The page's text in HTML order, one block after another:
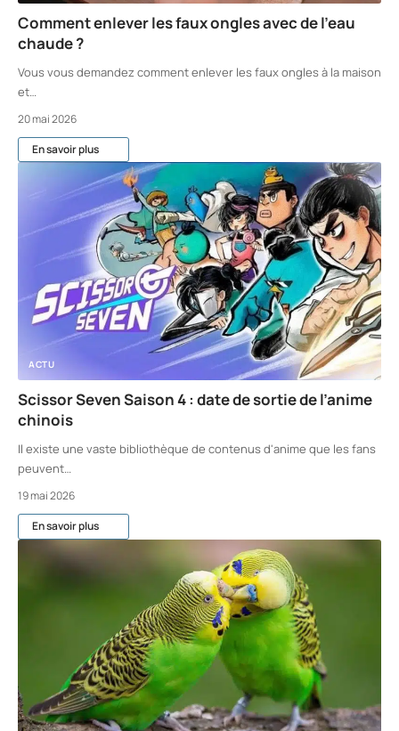
Comment enlever les faux ongles avec de l’eau
chaude ?
Vous vous demandez comment enlever les faux ongles à la maison
et…
20 mai 2026
En savoir plus
ACTU
Scissor Seven Saison 4 : date de sortie de l’anime
chinois
Il existe une vaste bibliothèque de contenus d'anime que les fans
peuvent…
19 mai 2026
En savoir plus